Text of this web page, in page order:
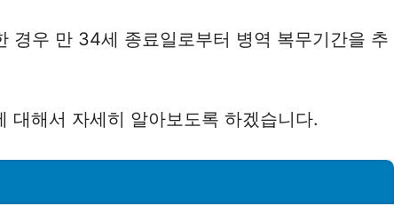
경우 만 34세 종료일로부터 병역 복무기간을 추
대해서 자세히 알아보도록 하겠습니다.